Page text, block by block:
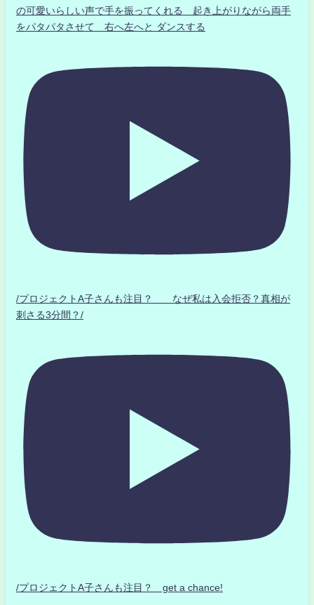
の可愛いらしい声で手を振ってくれる 起き上がりながら両手
をパタパタさせて 右へ左へと ダンスする
/プロジェクトA子さんも注目？ なぜ私は入会拒否？真相が
刺さる3分間？/
/プロジェクトA子さんも注目？ get a chance!